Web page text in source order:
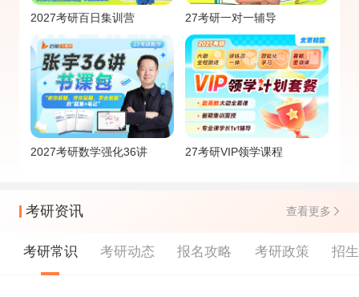
2027考研百日集训营 27考研一对一辅导
2027考研数学强化36讲 27考研VIP领学课程
考研资讯 查看更多
考研常识 考研动态 报名攻略 考研政策 招